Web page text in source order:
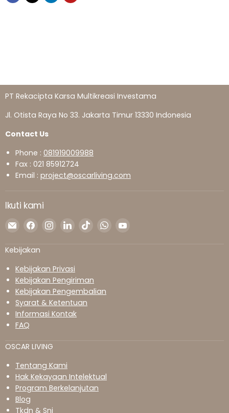
PT Rekacipta Karsa Multikreasi Investama
Jl. Otista Raya No 33. Jakarta Timur 13330 Indonesia
Contact Us
Phone : 081919009988
Fax : 021 85912724
Email : project@oscarliving.com
Ikuti kami
Temukan
di
Surel
TemukanTemukanTemukanTemukanTemukan
Kebijakan
Kebijakan Privasi
Kebijakan Pengiriman
Kebijakan Pengembalian
Syarat & Ketentuan
Informasi Kontak
FAQ
OSCAR LIVING
Tentang Kami
Hak Kekayaan Intelektual
Program Berkelanjutan
Blog
Tkdn & Sni